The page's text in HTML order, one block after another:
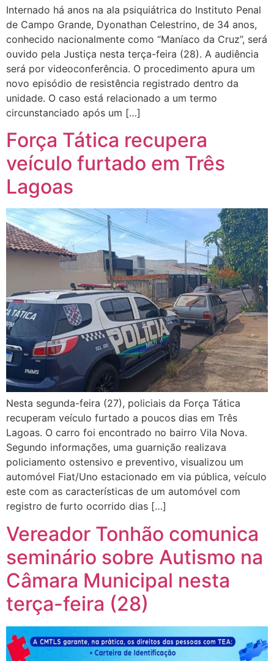
Internado há anos na ala psiquiátrica do Instituto Penal
de Campo Grande, Dyonathan Celestrino, de 34 anos,
conhecido nacionalmente como “Maníaco da Cruz”, será
ouvido pela Justiça nesta terça-feira (28). A audiência
será por videoconferência. O procedimento apura um
novo episódio de resistência registrado dentro da
unidade. O caso está relacionado a um termo
circunstanciado após um […]
Força Tática recupera
veículo furtado em Três
Lagoas
Nesta segunda-feira (27), policiais da Força Tática
recuperam veículo furtado a poucos dias em Três
Lagoas. O carro foi encontrado no bairro Vila Nova.
Segundo informações, uma guarnição realizava
policiamento ostensivo e preventivo, visualizou um
automóvel Fiat/Uno estacionado em via pública, veículo
este com as características de um automóvel com
registro de furto ocorrido dias […]
Vereador Tonhão comunica
seminário sobre Autismo na
Câmara Municipal nesta
terça-feira (28)